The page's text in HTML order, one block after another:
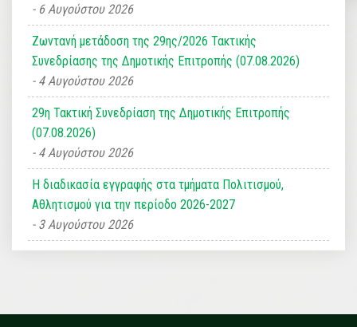
6 Αυγούστου 2026
Ζωντανή μετάδοση της 29ης/2026 Τακτικής
Συνεδρίασης της Δημοτικής Επιτροπής (07.08.2026)
4 Αυγούστου 2026
29η Τακτική Συνεδρίαση της Δημοτικής Επιτροπής
(07.08.2026)
4 Αυγούστου 2026
Η διαδικασία εγγραφής στα τμήματα Πολιτισμού,
Αθλητισμού για την περίοδο 2026-2027
3 Αυγούστου 2026